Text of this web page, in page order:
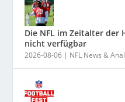
Die NFL im Zeitalter der
nicht verfügbar
2026-08-06 | NFL News &